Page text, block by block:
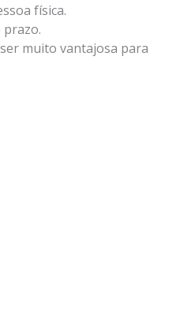
física.
muito vantajosa para